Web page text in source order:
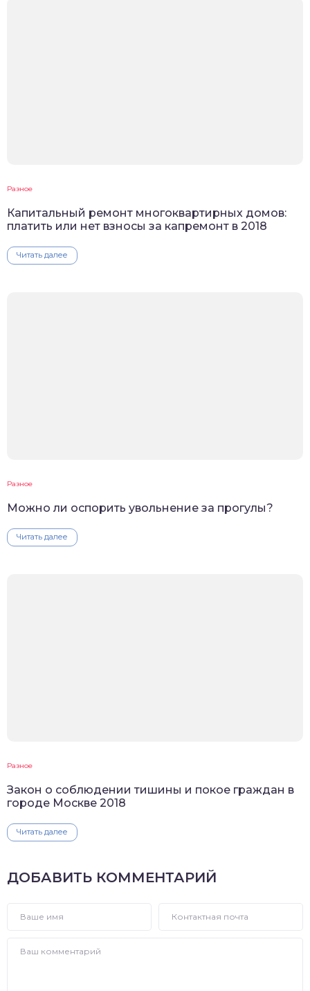
Разное
Капитальный ремонт многоквартирных домов:
платить или нет взносы за капремонт в 2018
Читать далее
Разное
Можно ли оспорить увольнение за прогулы?
Читать далее
Разное
Закон о соблюдении тишины и покое граждан в
городе Москве 2018
Читать далее
ДОБАВИТЬ КОММЕНТАРИЙ